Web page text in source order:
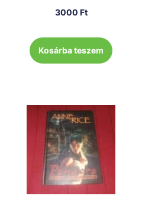
3000 Ft
Kosárba teszem